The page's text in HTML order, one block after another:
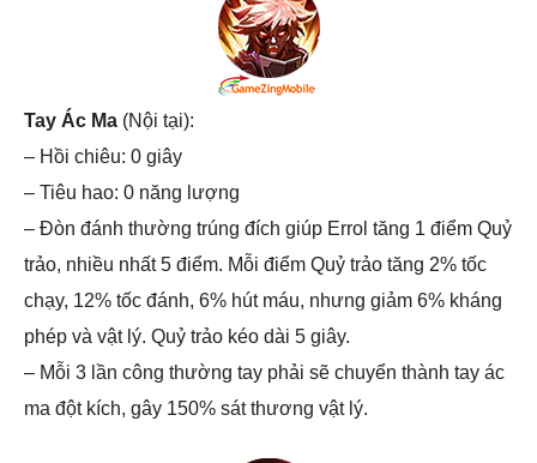
Tay Ác Ma (Nội tại):
– Hồi chiêu: 0 giây
– Tiêu hao: 0 năng lượng
– Đòn đánh thường trúng đích giúp Errol tăng 1 điểm Quỷ
trảo, nhiều nhất 5 điểm. Mỗi điểm Quỷ trảo tăng 2% tốc
chạy, 12% tốc đánh, 6% hút máu, nhưng giảm 6% kháng
phép và vật lý. Quỷ trảo kéo dài 5 giây.
– Mỗi 3 lần công thường tay phải sẽ chuyển thành tay ác
ma đột kích, gây 150% sát thương vật lý.